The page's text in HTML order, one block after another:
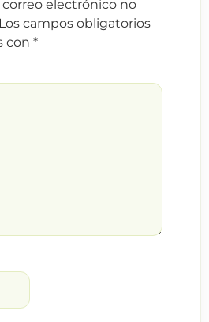
electrónico no
Los campos obligatorios
con *